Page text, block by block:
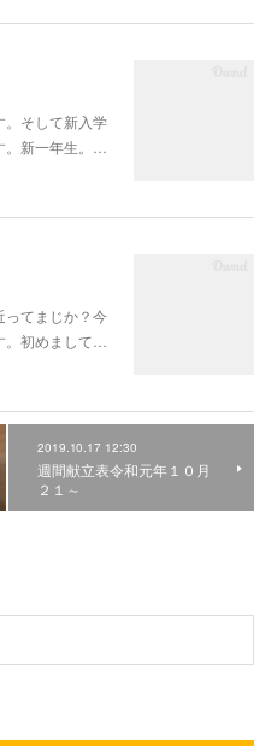
。そして新入学
新一年生。…
ってまじか？今
初めまして…
2019.10.17 12:30
週間献立表令和元年１０月
２１～